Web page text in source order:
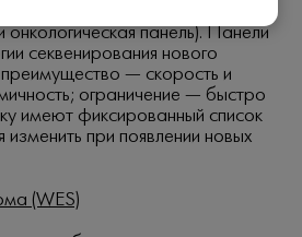
мышечных заболеваний»,
онкологическая панель). Панели
секвенирования нового
— скорость и
ограничение — быстро
имеют фиксированный список
изменить при появлении новых
(WES)